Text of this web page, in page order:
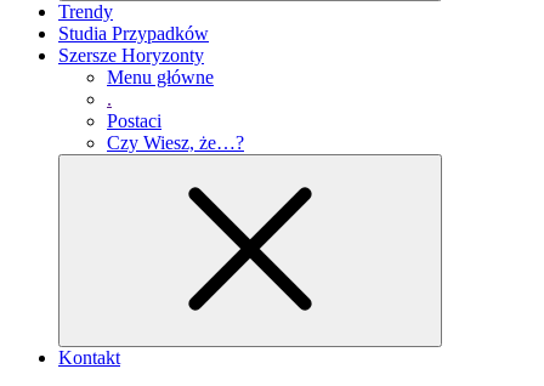
Trendy
Studia Przypadków
Szersze Horyzonty
Menu główne
.
Postaci
Czy Wiesz, że…?
Kontakt